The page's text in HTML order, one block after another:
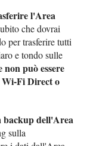
l'Area
che dovrai
per trasferire tutti
e tondo sulle
può essere
Fi Direct o
backup dell'Area
sulla